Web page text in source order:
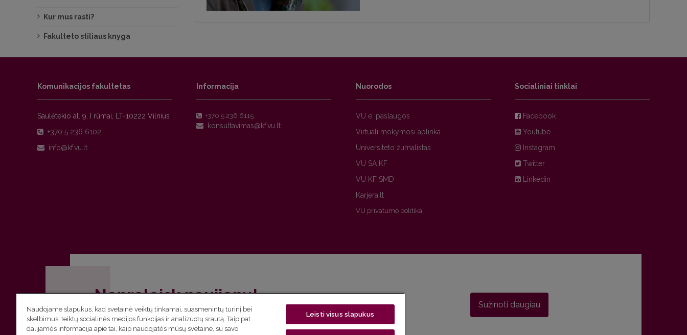
Kur mus rasti?
Fakulteto stiliaus knyga
Komunikacijos fakultetas
Saulėtekio al. 9, I rūmai, LT-10222 Vilnius
+370 5 236 6102
Informacija
+370 5 236 6115
Nuorodos
VU e. paslaugos
Virtuali mokymosi aplinka
Universiteto žurnalistas
VU SA KF
VU KF SMD
Karjera.lt
VU privatumo politika
Socialiniai tinklai
Facebook
Youtube
Instagram
Twitter
Linkedin
Nepraleisk naujienų!
Užsiprenumeruok Komunikacijos fakulteto naujienlaiškį ir sužinok aktualijas pirmas!
Sužinoti daugiau
Naudojame slapukus, kad svetainė veiktų tinkamai, suasmenintų turinį bei
skelbimus, teiktų socialinės medijos funkcijas ir analizuotų srautą. Taip pat
dalijamės informacija apie tai, kaip naudojatės mūsų svetaine, su savo
Leisti visus slapukus